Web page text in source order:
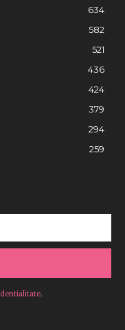
634
582
521
436
424
379
294
259
.